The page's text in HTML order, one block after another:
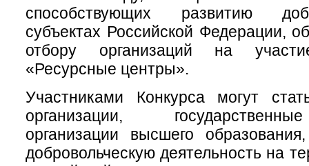
способствующих развитию
субъектах Российской Федерации,
отбору организаций на
«Ресурсные центры».
Участниками Конкурса могут
организации,
организации высшего
добровольческую деятельность на